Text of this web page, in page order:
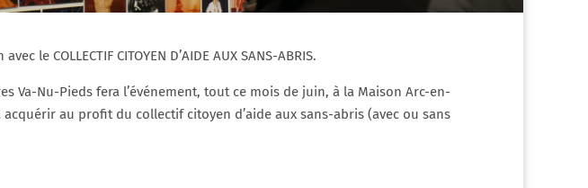
COLLECTIF CITOYEN D’AIDE AUX SANS-ABRIS.
Nu-Pieds fera l’événement, tout ce mois de juin, à la Maison Arc-en-
au profit du collectif citoyen d’aide aux sans-abris (avec ou sans